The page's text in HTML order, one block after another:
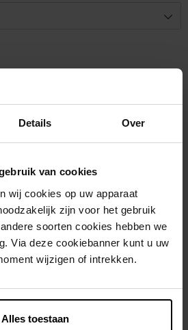
Details Over
van cookies
wij cookies op uw apparaat
zijn voor het gebruik
soorten cookies hebben we
Via deze cookiebanner kunt u uw
wijzigen of intrekken.
Alles toestaan